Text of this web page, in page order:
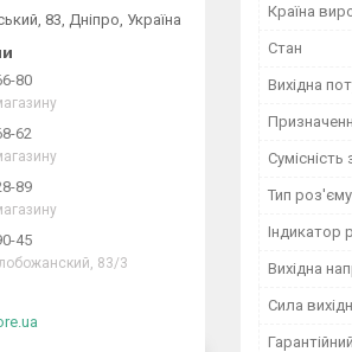
Країна
Стан
Вихідна
Тип роз'єму
Індикатор
Вихідна
Сила
83, Дніпро, Україна
80
62
89
45
83/3